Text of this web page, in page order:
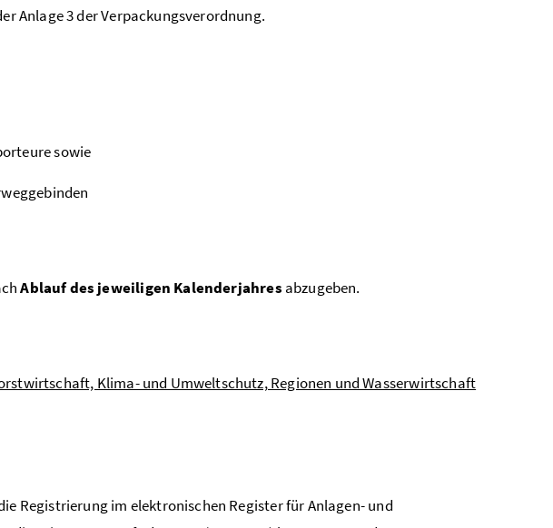
Anlage 3 der Verpackungsverordnung.
sowie
Ablauf des jeweiligen Kalenderjahres abzugeben.
Klima- und Umweltschutz, Regionen und Wasserwirtschaft
Registrierung im elektronischen Register für Anlagen- und